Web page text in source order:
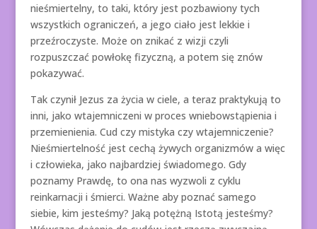
nieśmiertelny, to taki, który jest pozbawiony tych
wszystkich ograniczeń, a jego ciało jest lekkie i
przeźroczyste. Może on znikać z wizji czyli
rozpuszczać powłokę fizyczną, a potem się znów
pokazywać.
Tak czynił Jezus za życia w ciele, a teraz praktykują to
inni, jako wtajemniczeni w proces wniebowstąpienia i
przemienienia. Cud czy mistyka czy wtajemniczenie?
Nieśmiertelność jest cechą żywych organizmów a więc
i człowieka, jako najbardziej świadomego. Gdy
poznamy Prawdę, to ona nas wyzwoli z cyklu
reinkarnacji i śmierci. Ważne aby poznać samego
siebie, kim jesteśmy? Jaką potężną Istotą jesteśmy?